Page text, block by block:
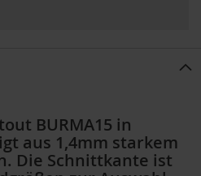
BURMA15 in
aus 1,4mm starkem
Die Schnittkante ist